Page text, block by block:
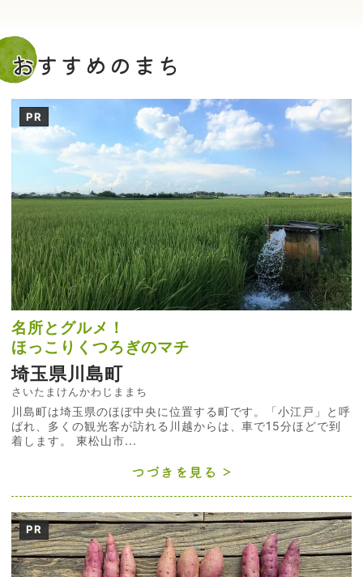
おすすめのまち
PR
名所とグルメ！
ほっこりくつろぎのマチ
埼玉県川島町
さいたまけんかわじままち
川島町は埼玉県のほぼ中央に位置する町です。「小江戸」と呼
ばれ、多くの観光客が訪れる川越からは、車で15分ほどで到
着します。 東松山市...
つづきを見る
PR